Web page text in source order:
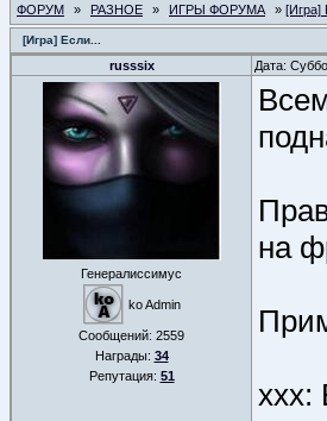
ФОРУМ » РАЗНОЕ » ИГРЫ ФОРУМА » [Игра]
[Игра] Если...
russsix Дата:
Генералиссимус
ko Admin
Сообщений: 2559
Награды: 34
Репутация: 51
на
xxx: